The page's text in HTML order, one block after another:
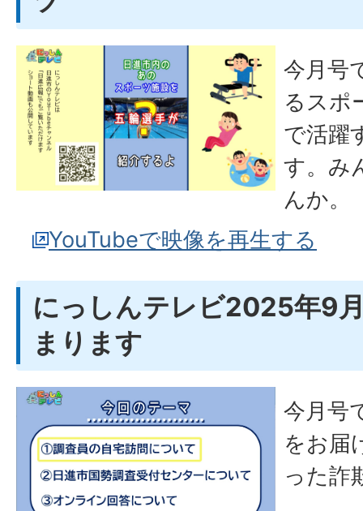
今月号
るスポ
で活躍
す。み
んか。
YouTubeで映像を再生する
にっしんテレビ2025年9
まります
今月号
をお届
った詐